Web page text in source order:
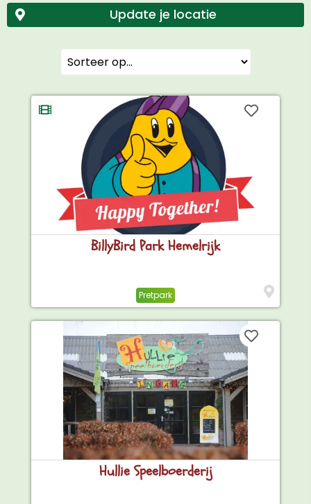
Update je locatie
BillyBird Park Hemelrijk
Pretpark
Hullie Speelboerderij